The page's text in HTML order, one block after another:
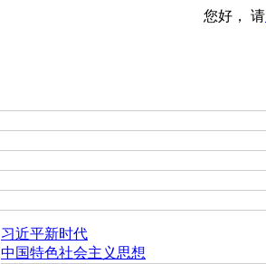
您好， 请
习近平新时代
中国特色社会主义思想